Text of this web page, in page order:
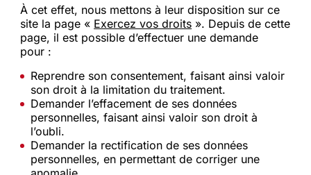
À cet effet, nous mettons à leur disposition sur ce
site la page « Exercez vos droits ». Depuis de cette
page, il est possible d’effectuer une demande
pour :
Reprendre son consentement, faisant ainsi valoir
son droit à la limitation du traitement.
Demander l’effacement de ses données
personnelles, faisant ainsi valoir son droit à
l’oubli.
Demander la rectification de ses données
personnelles, en permettant de corriger une